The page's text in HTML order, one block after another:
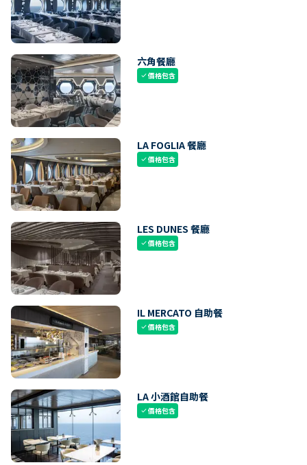
六角餐廳
check價格包含
LA FOGLIA 餐廳
check價格包含
LES DUNES 餐廳
check價格包含
IL MERCATO 自助餐
check價格包含
LA 小酒館自助餐
check價格包含